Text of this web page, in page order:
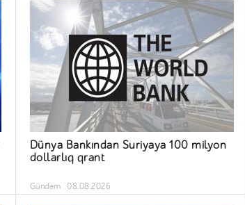
Dünya Bankından Suriyaya 100 milyon
dollarlıq qrant
Gündəm 08.08.2026